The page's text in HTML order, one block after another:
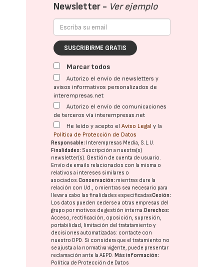
Newsletter - Ver ejemplo
SUSCRIBIRME GRATIS
Marcar todos
Autorizo el envío de newsletters y
avisos informativos personalizados de
interempresas.net
Autorizo el envío de comunicaciones
de terceros vía interempresas.net
He leído y acepto elAviso Legal y la
Política de Protección de Datos
Responsable: Interempresas Media, S.L.U.
Finalidades: Suscripción a nuestra(s)
newsletter(s). Gestión de cuenta de usuario.
Envío de emails relacionados con la misma o
relativos a intereses similares o
asociados.Conservación: mientras dure la
relación con Ud., o mientras sea necesario para
llevar a cabo las finalidades especificadasCesión:
Los datos pueden cederse a otras empresas del
grupo por motivos de gestión interna. Derechos:
Acceso, rectificación, oposición, supresión,
portabilidad, limitación del tratatamiento y
decisiones automatizadas: contacte con
nuestro DPD. Si considera que el tratamiento no
se ajusta a la normativa vigente, puede presentar
reclamación ante laAEPD. Más información:
Política de Protección de Datos